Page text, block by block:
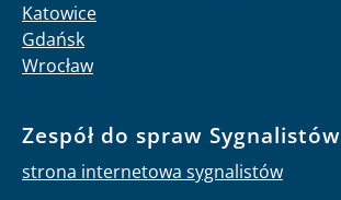
Katowice
Gdańsk
Wrocław
Zespół do spraw Sygnalistów
strona internetowa sygnalistów